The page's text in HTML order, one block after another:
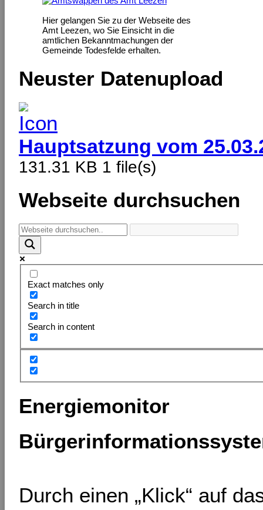
Hier gelangen Sie zu der Webseite des
Amt Leezen, wo Sie Einsicht in die
amtlichen Bekanntmachungen der
Gemeinde Todesfelde erhalten.
Neuster Datenupload
Hauptsatzung vom
131.31 KB 1 file(s)
Webseite durchsuchen
Exact matches only
Search in title
Search in content
Energiemonitor
Durch einen „Klick“ auf